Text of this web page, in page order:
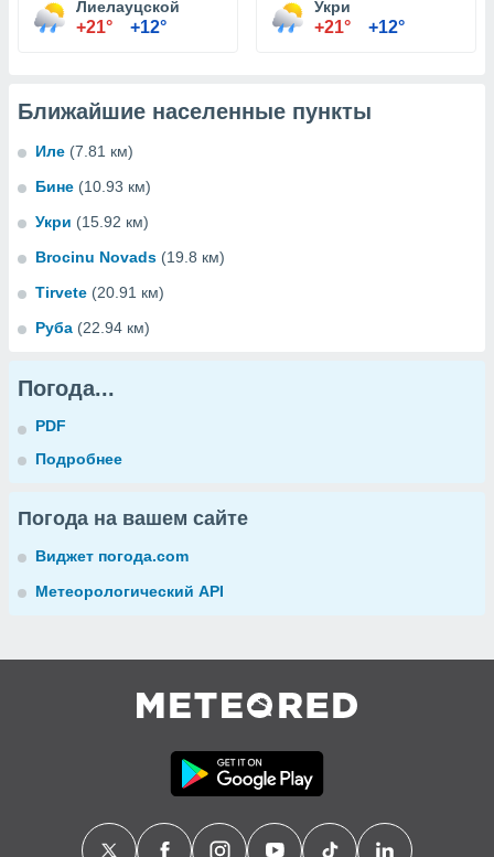
Лиелауцской
+21° +12°
Укри
+21° +12°
Ближайшие населенные пункты
Иле (7.81 км)
Бине (10.93 км)
Укри (15.92 км)
Brocinu Novads (19.8 км)
Tirvete (20.91 км)
Руба (22.94 км)
Погода...
PDF
Подробнее
Погода на вашем сайте
Виджет погода.com
Метеорологический API